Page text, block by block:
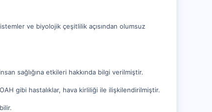
ve biyolojik çeşitlilik açısından olumsuz
sağlığına etkileri hakkında bilgi verilmiştir.
gibi hastalıklar, hava kirliliği ile ilişkilendirilmiştir.